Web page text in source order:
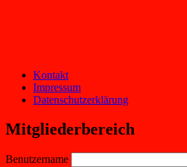
Kontakt
Impressum
Datenschutzerklärung
Mitgliederbereich
Benutzername